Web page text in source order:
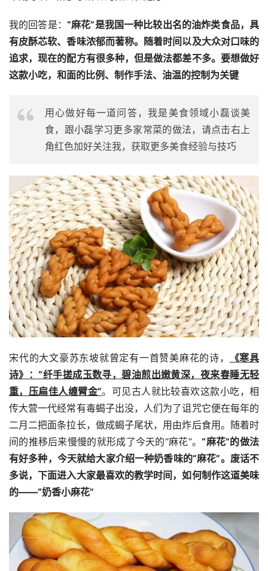
我的回答是： “麻花”是我国一种比较出名的油炸类食品，具
有皮酥芯软、香味浓郁而著称。随着时间以及大众对口味的
追求，现在的配方有很多种，但是做法都差不多。要想做好
这款小吃，和面的比例、制作手法、油温的控制为关键
用心做好每一道问答，我是美食领域小磊谈美
食，跟小磊学习更多家常菜的做法，请点击右上
角红色加好关注我，获取更多美食经验与技巧
宋代的大文豪苏东坡就曾定有一首赞美麻花的诗，
《寒具
诗》：“纤手搓成玉数寻，碧油煎出嫩黄深，夜来春睡无轻
重，压扁佳人缠臂金”。可见古人就比较喜欢这款小吃，相
传大营一代经常有毒蝎子出没，人们为了诅咒它便在每年的
二月二把面条拉长，做成蝎子尾状，用由炸后食用。随着时
间的推移后来慢慢的就形成了今天的“麻花”。“麻花”的做法
有好多种，今天就给大家介绍一种奶香味的“麻花”。废话不
多说，下面进入大家最喜欢的教学时间，如何制作这道美味
的——“奶香小麻花”